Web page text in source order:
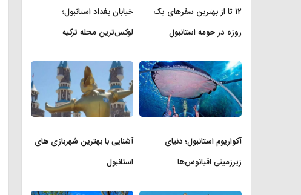
۱۲ تا از بهترین سفرهای یک
روزه در حومه استانبول
خیابان بغداد استانبول؛
لوکس‌ترین محله ترکیه
آکواریوم استانبول؛ دنیای
زیرزمینی اقیانوس‌ها
آشنایی با بهترین شهربازی های
استانبول